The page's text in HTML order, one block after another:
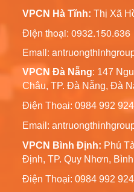
Cột Đèn
Áp 6m,
Liên hệ
Cột Đèn
Vườn Pine
Liên hệ
Cột Đèn
Trang Trí
Gang
VPCN Hà Tĩnh: Thị Xã
Điện thoại: 0932.150.636
Email:
VPCN Đà Nẵng: 147
Châu, TP. Đà Nẵng, Đà
Điện Thoại: 0984 992 924
Email:
VPCN Bình Định: Phú
Định, TP. Quy Nhơn,
Điện Thoại: 0984 992 924